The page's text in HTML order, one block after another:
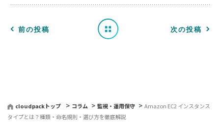
前の投稿
覧
へ 次の投稿
cloudpackトップ コラム 監視・運用保守
Amazon EC2 インスタンス
タイプとは？種類・命名規則・選び方を徹底解説